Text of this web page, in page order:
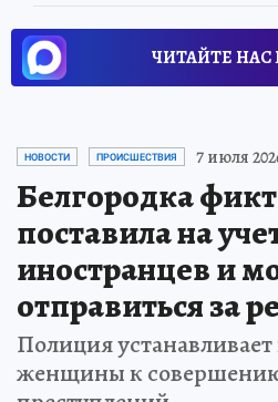
ЧИТАЙТЕ НАС
НОВОСТИ ПРОИСШЕСТВИЯ 7 июля
Белгородка
поставила на
иностранцев и
отправиться за
Полиция
женщины к